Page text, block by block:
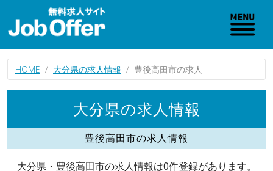
HOME 大分県の求人情報 豊後高田市の求人
大分県の求人情報
豊後高田市の求人情報
大分県・豊後高田市の求人情報は0件登録があります。